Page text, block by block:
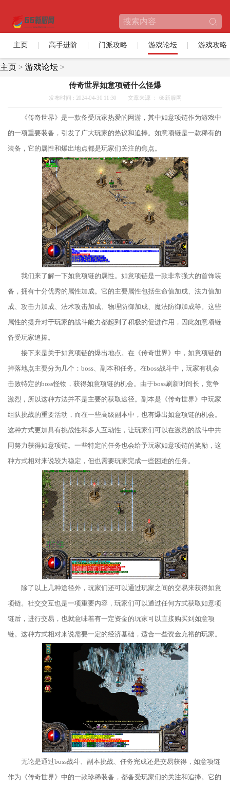
主页 高手进阶 门派攻略 游戏论坛 游戏攻略
主页 > 游戏论坛 >
传奇世界如意项链什么怪爆
发布时间 : 2024-04-30 11:30 文章来源 ： 66新服网
《传奇世界》是一款备受玩家热爱的网游，其中如意项链作为游戏中
的一项重要装备，引发了广大玩家的热议和追捧。如意项链是一款稀有的
装备，它的属性和爆出地点都是玩家们关注的焦点。
我们来了解一下如意项链的属性。如意项链是一款非常强大的首饰装
备，拥有十分优秀的属性加成。它的主要属性包括生命值加成、法力值加
成、攻击力加成、法术攻击加成、物理防御加成、魔法防御加成等。这些
属性的提升对于玩家的战斗能力都起到了积极的促进作用，因此如意项链
备受玩家追捧。
接下来是关于如意项链的爆出地点。在《传奇世界》中，如意项链的
掉落地点主要分为几个：boss、副本和任务。在boss战斗中，玩家有机会
击败特定的boss怪物，获得如意项链的机会。由于boss刷新时间长，竞争
激烈，所以这种方法并不是主要的获取途径。副本是《传奇世界》中玩家
组队挑战的重要活动，而在一些高级副本中，也有爆出如意项链的机会。
这种方式更加具有挑战性和多人互动性，让玩家们可以在激烈的战斗中共
同努力获得如意项链。一些特定的任务也会给予玩家如意项链的奖励，这
种方式相对来说较为稳定，但也需要玩家完成一些困难的任务。
除了以上几种途径外，玩家们还可以通过玩家之间的交易来获得如意
项链。社交交互也是一项重要内容，玩家们可以通过任何方式获取如意项
链后，进行交易，也就意味着有一定资金的玩家可以直接购买到如意项
链。这种方式相对来说需要一定的经济基础，适合一些资金充裕的玩家。
无论是通过boss战斗、副本挑战、任务完成还是交易获得，如意项链
作为《传奇世界》中的一款珍稀装备，都备受玩家们的关注和追捧。它的